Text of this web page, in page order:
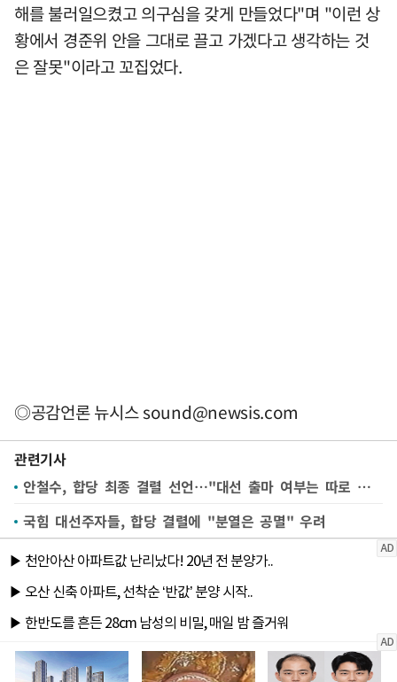
해를 불러일으켰고 의구심을 갖게 만들었다"며 "이런 상
황에서 경준위 안을 그대로 끌고 가겠다고 생각하는 것
은 잘못"이라고 꼬집었다.
◎공감언론 뉴시스sound@newsis.com
관련기사
안철수, 합당 최종 결렬 선언…"대선 출마 여부는 따로 말씀"(종합)
국힘 대선주자들, 합당 결렬에 "분열은 공멸" 우려